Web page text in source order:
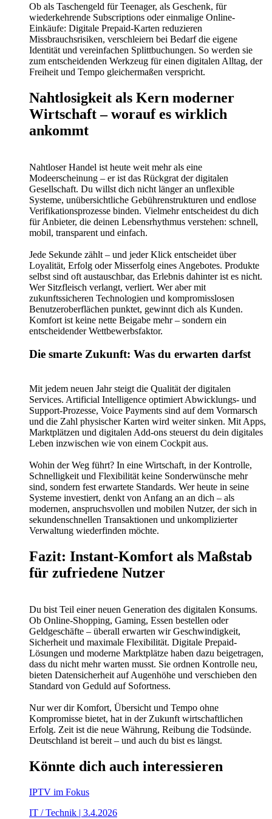
Ob als Taschengeld für Teenager, als Geschenk, für
wiederkehrende Subscriptions oder einmalige Online-
Einkäufe: Digitale Prepaid-Karten reduzieren
Missbrauchsrisiken, verschleiern bei Bedarf die eigene
Identität und vereinfachen Splittbuchungen. So werden sie
zum entscheidenden Werkzeug für einen digitalen Alltag, der
Freiheit und Tempo gleichermaßen verspricht.
Nahtlosigkeit als Kern moderner
Wirtschaft – worauf es wirklich
ankommt
Nahtloser Handel ist heute weit mehr als eine
Modeerscheinung – er ist das Rückgrat der digitalen
Gesellschaft. Du willst dich nicht länger an unflexible
Systeme, unübersichtliche Gebührenstrukturen und endlose
Verifikationsprozesse binden. Vielmehr entscheidest du dich
für Anbieter, die deinen Lebensrhythmus verstehen: schnell,
mobil, transparent und einfach.
Jede Sekunde zählt – und jeder Klick entscheidet über
Loyalität, Erfolg oder Misserfolg eines Angebotes. Produkte
selbst sind oft austauschbar, das Erlebnis dahinter ist es nicht.
Wer Sitzfleisch verlangt, verliert. Wer aber mit
zukunftssicheren Technologien und kompromisslosen
Benutzeroberflächen punktet, gewinnt dich als Kunden.
Komfort ist keine nette Beigabe mehr – sondern ein
entscheidender Wettbewerbsfaktor.
Die smarte Zukunft: Was du erwarten darfst
Mit jedem neuen Jahr steigt die Qualität der digitalen
Services. Artificial Intelligence optimiert Abwicklungs- und
Support-Prozesse, Voice Payments sind auf dem Vormarsch
und die Zahl physischer Karten wird weiter sinken. Mit Apps,
Marktplätzen und digitalen Add-ons steuerst du dein digitales
Leben inzwischen wie von einem Cockpit aus.
Wohin der Weg führt? In eine Wirtschaft, in der Kontrolle,
Schnelligkeit und Flexibilität keine Sonderwünsche mehr
sind, sondern fest erwartete Standards. Wer heute in seine
Systeme investiert, denkt von Anfang an an dich – als
modernen, anspruchsvollen und mobilen Nutzer, der sich in
sekundenschnellen Transaktionen und unkomplizierter
Verwaltung wiederfinden möchte.
Fazit: Instant-Komfort als Maßstab
für zufriedene Nutzer
Du bist Teil einer neuen Generation des digitalen Konsums.
Ob Online-Shopping, Gaming, Essen bestellen oder
Geldgeschäfte – überall erwarten wir Geschwindigkeit,
Sicherheit und maximale Flexibilität. Digitale Prepaid-
Lösungen und moderne Marktplätze haben dazu beigetragen,
dass du nicht mehr warten musst. Sie ordnen Kontrolle neu,
bieten Datensicherheit auf Augenhöhe und verschieben den
Standard von Geduld auf Sofortness.
Nur wer dir Komfort, Übersicht und Tempo ohne
Kompromisse bietet, hat in der Zukunft wirtschaftlichen
Erfolg. Zeit ist die neue Währung, Reibung die Todsünde.
Deutschland ist bereit – und auch du bist es längst.
Könnte dich auch interessieren
IPTV im Fokus
IT / Technik | 3.4.2026